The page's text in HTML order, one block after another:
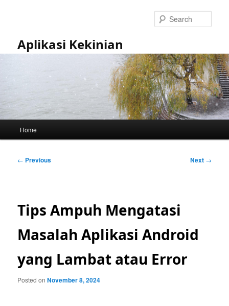
Aplikasi Kekinian
Home
Post
← Previous Next →
Tips Ampuh Mengatasi
Masalah Aplikasi Android
yang Lambat atau Error
Posted onNovember 8, 2024